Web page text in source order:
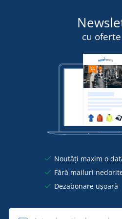
cu
Noutăți maxim o
Fără mailuri
Dezabonare ușoară